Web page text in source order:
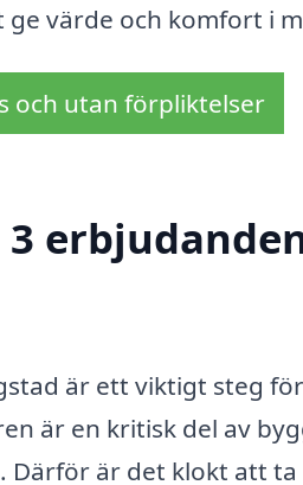
värde och komfort i
och utan förpliktelser
är ett viktigt steg
är en kritisk del av
är det klokt att